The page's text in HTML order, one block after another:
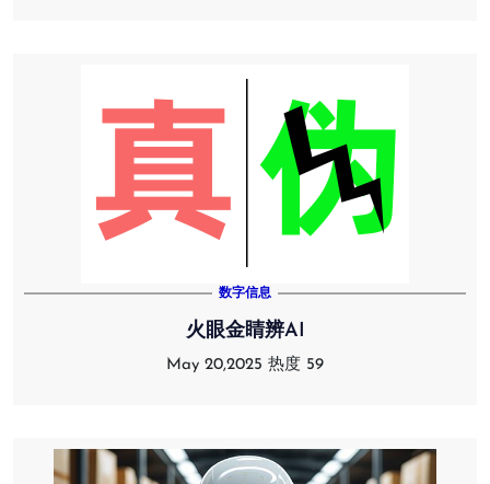
数字信息
火眼金睛辨AI
May 20,2025 热度 59